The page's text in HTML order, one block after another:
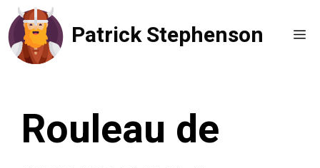
Aller
au
contenu
Patrick Stephenson
Rouleau de